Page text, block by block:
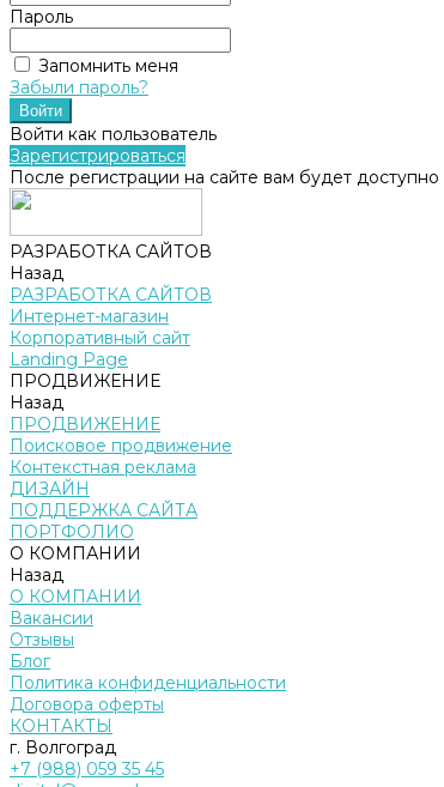
Пароль
Запомнить меня
Забыли пароль?
Войти как пользователь
Зарегистрироваться
После регистрации на сайте вам будет
РАЗРАБОТКА САЙТОВ
Назад
РАЗРАБОТКА САЙТОВ
Интернет-магазин
Корпоративный сайт
Landing Page
ПРОДВИЖЕНИЕ
Назад
ПРОДВИЖЕНИЕ
Поисковое продвижение
Контекстная реклама
ДИЗАЙН
ПОДДЕРЖКА САЙТА
ПОРТФОЛИО
О КОМПАНИИ
Назад
О КОМПАНИИ
Вакансии
Отзывы
Блог
Политика конфиденциальности
Договора оферты
КОНТАКТЫ
г. Волгоград
+7 (988) 059 35 45